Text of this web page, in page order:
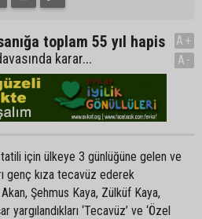
toplam 55 yıl hapis
karar...
A+
A-
tatili için ülkeye 3 günlüğüne gelen ve
genç kıza tecavüz ederek
Şehmus Kaya, Zülküf Kaya,
‘Tecavüz’ ve ‘Özel